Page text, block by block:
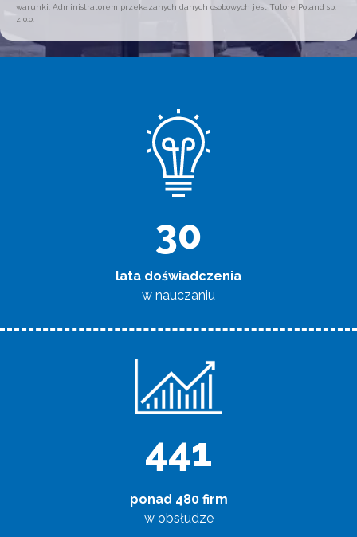
warunki. Administratorem przekazanych danych osobowych jest Tutore Poland sp.
z o.o.
32
lata doświadczenia
w nauczaniu
480
ponad 480 firm
w obsłudze